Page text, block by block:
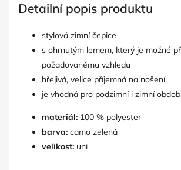
Detailní popis produktu
stylová zimní čepice
s ohrnutým lemem, který je možné
požadovanému vzhledu
hřejivá, velice příjemná na nošení
je vhodná pro podzimní i zimní
materiál: 100 % polyester
barva: camo zelená
velikost: uni